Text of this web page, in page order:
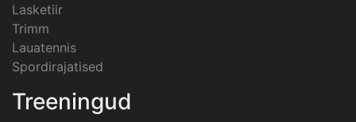
Lasketiir
Trimm
Lauatennis
Spordirajatised
Treeningud